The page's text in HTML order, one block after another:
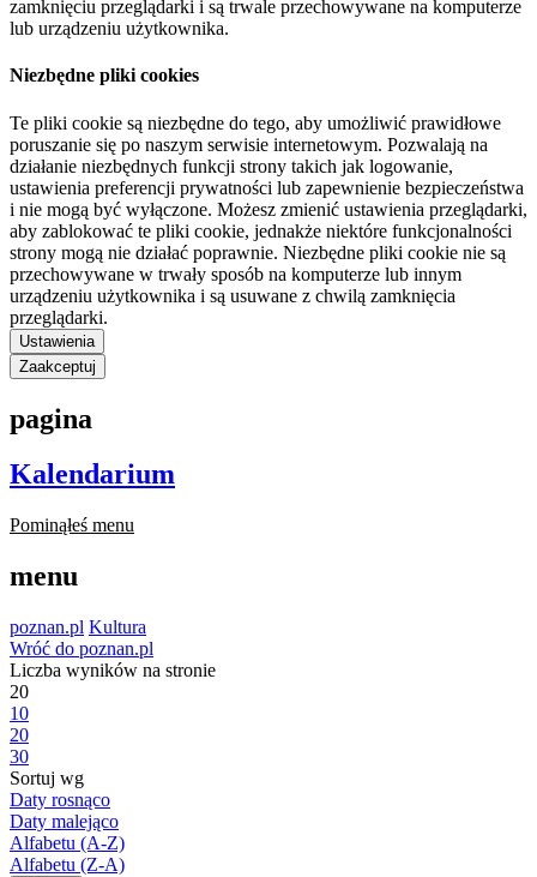
zamknięciu przeglądarki i są trwale przechowywane na komputerze
lub urządzeniu użytkownika.
Niezbędne pliki cookies
Te pliki cookie są niezbędne do tego, aby umożliwić prawidłowe
poruszanie się po naszym serwisie internetowym. Pozwalają na
działanie niezbędnych funkcji strony takich jak logowanie,
ustawienia preferencji prywatności lub zapewnienie bezpieczeństwa
i nie mogą być wyłączone. Możesz zmienić ustawienia przeglądarki,
aby zablokować te pliki cookie, jednakże niektóre funkcjonalności
strony mogą nie działać poprawnie. Niezbędne pliki cookie nie są
przechowywane w trwały sposób na komputerze lub innym
urządzeniu użytkownika i są usuwane z chwilą zamknięcia
przeglądarki.
Ustawienia
Zaakceptuj
pagina
Kalendarium
Pominąłeś menu
menu
poznan.pl Kultura
Wróć do poznan.pl
Liczba wyników na stronie
20
10
20
30
Sortuj wg
Daty rosnąco
Daty malejąco
Alfabetu (A-Z)
Alfabetu (Z-A)